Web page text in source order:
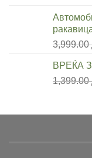
3,999.00
ВРЕЌА
1,399.00